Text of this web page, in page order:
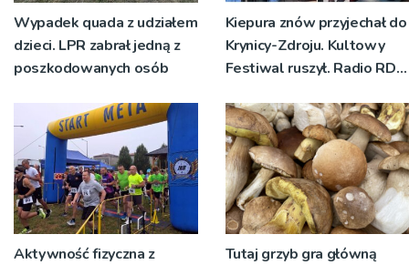
Wypadek quada z udziałem
dzieci. LPR zabrał jedną z
poszkodowanych osób
Kiepura znów przyjechał do
Krynicy-Zdroju. Kultowy
Festiwal ruszył. Radio RDN
żywo [ZDJĘCIA]
Aktywność fizyczna z
Tutaj grzyb gra główną